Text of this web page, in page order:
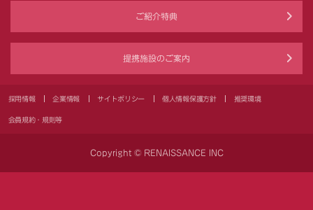
ご紹介特典
提携施設のご案内
採用情報 企業情報 サイトポリシー 個人情報保護方針 推奨環境
会員規約・規則等
Copyright © RENAISSANCE INC